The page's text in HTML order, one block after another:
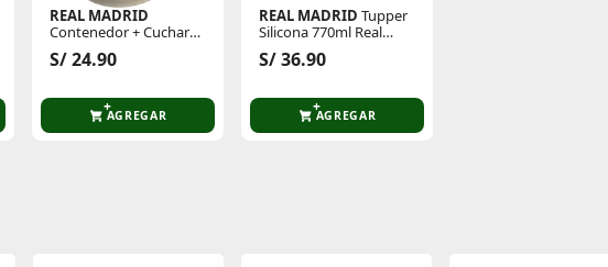
REAL MADRID
Contenedor + Cuchara
560ml Real Madrid
S/ 24.90
AGREGAR
REAL MADRID Tupper
Silicona 770ml Real
Madrid
S/ 36.90
AGREGAR